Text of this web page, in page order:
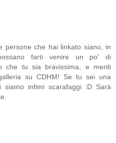
persone che hai linkato siano, in
farti venire un po' di
che tu sia bravissima, e meriti
su CDHM! Se tu sei una
siamo infimi scarafaggi :D Sarà